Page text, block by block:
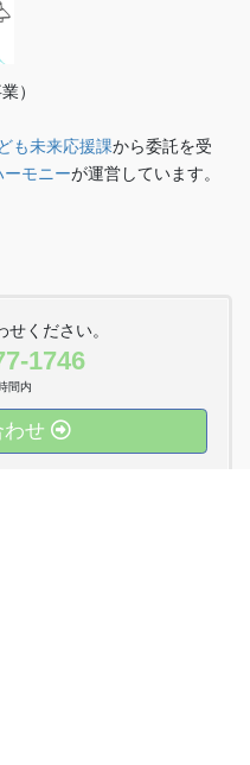
）
も未来応援課から委託を受
モニーが運営しています。
ください。
1746
間内
わせ